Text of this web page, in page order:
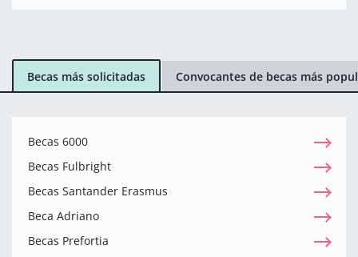
Becas más solicitadas Convocantes de becas más
Becas 6000
Becas Fulbright
Becas Santander Erasmus
Beca Adriano
Becas Prefortia